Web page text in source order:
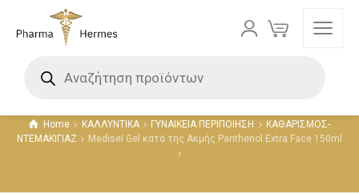
Home ΚΑΛΛΥΝΤΙΚΑ ΓΥΝΑΙΚΕΙΑ ΠΕΡΙΠΟΙΗΣΗ
ΚΑΘΑΡΙΣΜΟΣ-
ΝΤΕΜΑΚΙΓΙΑΖ
Medisei Gel κατά της Ακμής Panthenol Extra Face 150ml